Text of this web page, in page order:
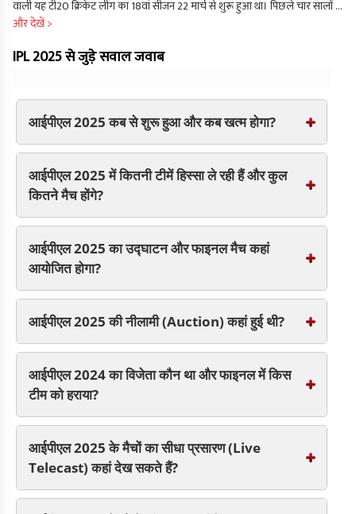
वाली यह टी20 क्रिकेट लीग का 18वां सीजन 22 मार्च से शुरू हुआ था। पिछले चार सालों से
आईपीएल में 10 टीमें हिस्सा ले रही हैं। इस लीग में खेलती हुई दिख रही लखनऊ सुपर
से जुडी रही हैं। साल 2024 की तुलना में जब हम 2025 की आईपीएल टीमों को देखते हैं.
तो इनमें काफी बदलाव नजर आता है. इसका कारण 24 और 25 नवंबर 2024 को हुए
है. इस बार ऑक्शन में कुल 182 खिलाड़ियों नीलामी में शामिल हुए. सभी टीमों में केवल
खिलाड़ियों में बदलाव नहीं हुए, बल्कि 5 टीमों के कप्तान भी बदल गए हैं.
और देखें >
IPL 2025 से जुड़े सवाल जवाब
आईपीएल 2025 कब से शुरू हुआ और कब खत्म होगा?
आईपीएल 2025 में कितनी टीमें हिस्सा ले रही हैं और कुल
कितने मैच होंगे?
आईपीएल 2025 का उद्घाटन और फाइनल मैच कहां
आयोजित होगा?
आईपीएल 2025 की नीलामी (Auction) कहां हुई थी?
आईपीएल 2024 का विजेता कौन था और फाइनल में किस
टीम को हराया?
आईपीएल 2025 के मैचों का सीधा प्रसारण (Live
Telecast) कहां देख सकते हैं?